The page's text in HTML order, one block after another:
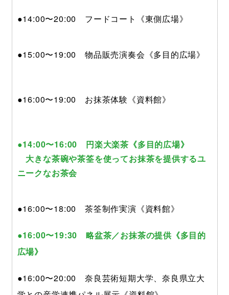
●14:00〜20:00 フードコート《東側広場》
●15:00〜19:00 物品販売演奏会《多目的広場》
●16:00〜19:00 お抹茶体験《資料館》
●14:00〜16:00 円楽大楽茶《多目的広場》
大きな茶碗や茶筌を使ってお抹茶を提供するユ
ニークなお茶会
●16:00〜18:00 茶筌制作実演《資料館》
●16:00〜19:30 略盆茶／お抹茶の提供《多目的
広場》
●16:00〜20:00 奈良芸術短期大学、奈良県立大